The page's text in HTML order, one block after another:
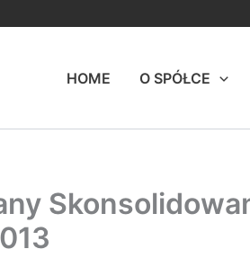
HOME
O SPÓŁCE